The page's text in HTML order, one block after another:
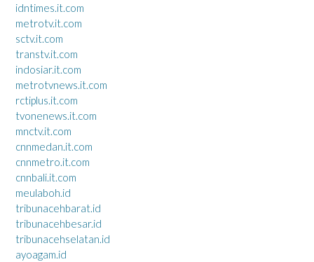
idntimes.it.com
metrotv.it.com
sctv.it.com
transtv.it.com
indosiar.it.com
metrotvnews.it.com
rctiplus.it.com
tvonenews.it.com
mnctv.it.com
cnnmedan.it.com
cnnmetro.it.com
cnnbali.it.com
meulaboh.id
tribunacehbarat.id
tribunacehbesar.id
tribunacehselatan.id
ayoagam.id